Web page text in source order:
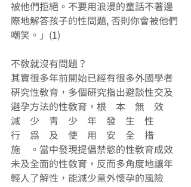
被他們拒絕。不要用浪漫的童話不著邊
際地解答孩子的性問題, 否則你會被他們
嘲笑。」(1)
不教就沒有問題？
其實很多年前開始已經有很多外國學者
研究性教育，多個研究指出避談性交及
避孕方法的性教育，根　本　無　效
減　少　青　少　年　發　生　性
行　為　及　使　用　安　全　措
施　。當中發現提倡禁慾的性教育成效
未及全面的性教育，反而多角度地讓年
輕人了解性，能減少意外懷孕的風險